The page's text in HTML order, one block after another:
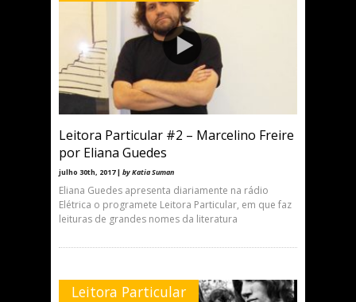
Leitora Particular #2 – Marcelino Freire
por Eliana Guedes
julho 30th, 2017 | by Katia Suman
Eliana Guedes apresenta diariamente na rádio
Elétrica o programete Leitora Particular, em que faz
leituras de grandes nomes da literatura
Leitora Particular